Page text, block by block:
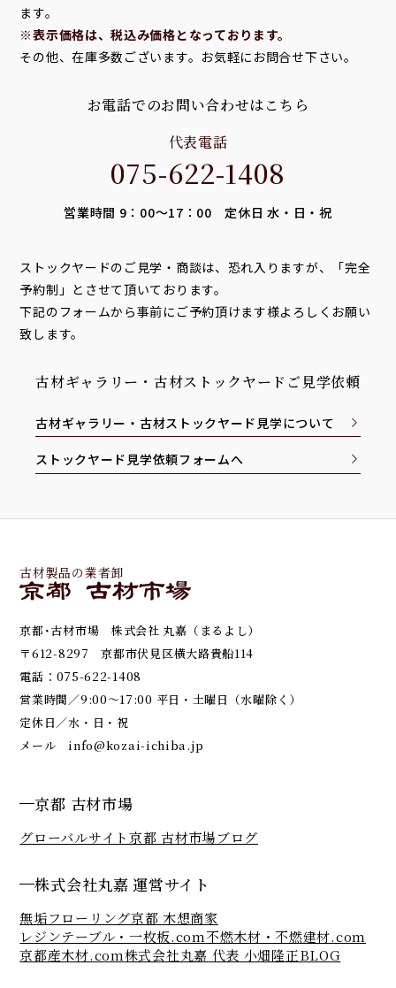
ます。
※表示価格は、税込み価格となっております。
その他、在庫多数ございます。お気軽にお問合せ下さい。
お電話でのお問い合わせはこちら
代表電話
075-622-1408
営業時間 9：00～17：00 定休日 水・日・祝
ストックヤードのご見学・商談は、恐れ入りますが、「完全
予約制」とさせて頂いております。
下記のフォームから事前にご予約頂けます様よろしくお願い
致します。
古材ギャラリー・古材ストックヤードご見学依頼
古材ギャラリー・古材ストックヤード見学について
ストックヤード見学依頼フォームへ
古材製品の業者卸
京都･古材市場 株式会社 丸嘉（まるよし）
〒612-8297 京都市伏見区横大路貴船114
電話： 075-622-1408
営業時間／9:00～17:00 平日・土曜日（水曜除く）
定休日／水・日・祝
メール info@kozai-ichiba.jp
京都 古材市場
グローバルサイト京都 古材市場ブログ
株式会社丸嘉 運営サイト
無垢フローリング京都 木想商家
レジンテーブル・一枚板.com不燃木材・不燃建材.com
京都産木材.com株式会社丸嘉 代表 小畑隆正BLOG